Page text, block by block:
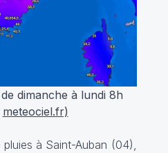
dimanche à lundi 8h
meteociel.fr)
à Saint-Auban (04),